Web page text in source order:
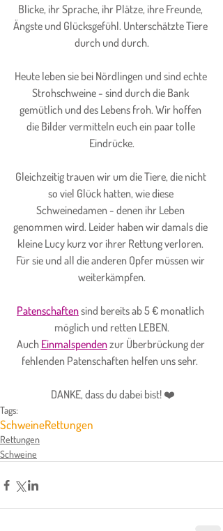
Blicke, ihr Sprache, ihr Plätze, ihre Freunde,
Ängste und Glücksgefühl. Unterschätzte Tiere
durch und durch.
Heute leben sie bei Nördlingen und sind echte
Strohschweine - sind durch die Bank
gemütlich und des Lebens froh. Wir hoffen
die Bilder vermitteln euch ein paar tolle
Eindrücke.
Gleichzeitig trauen wir um die Tiere, die nicht
so viel Glück hatten, wie diese
Schweinedamen - denen ihr Leben
genommen wird. Leider haben wir damals die
kleine Lucy kurz vor ihrer Rettung verloren.
Für sie und all die anderen Opfer müssen wir
weiterkämpfen.
Patenschaften sind bereits ab 5 € monatlich
möglich und retten LEBEN.
Auch Einmalspenden zur Überbrückung der
fehlenden Patenschaften helfen uns sehr.
DANKE, dass du dabei bist! ❤️
Tags:
SchweineRettungen
Rettungen
Schweine